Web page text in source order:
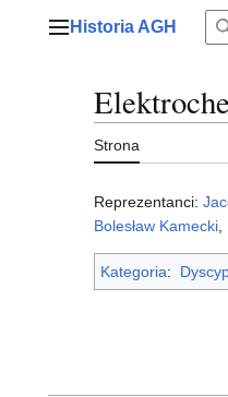
Menu główne
Historia AGH
Strona
Reprezentanci:
Bolesław Kamecki
Kategoria: